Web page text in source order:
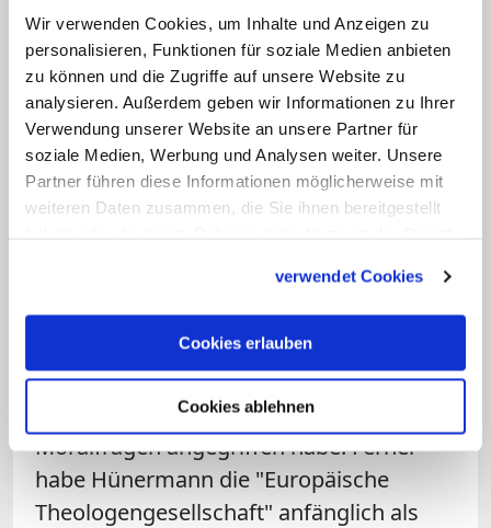
Wir verwenden Cookies, um Inhalte und Anzeigen zu
personalisieren, Funktionen für soziale Medien anbieten
zu können und die Zugriffe auf unsere Website zu
analysieren. Außerdem geben wir Informationen zu Ihrer
Verwendung unserer Website an unsere Partner für
soziale Medien, Werbung und Analysen weiter. Unsere
Partner führen diese Informationen möglicherweise mit
weiteren Daten zusammen, die Sie ihnen bereitgestellt
verwendet Cookies
Cookies erlauben
Cookies ablehnen
Bildes in so einer Weise änderte, dass es
fotojournalistische Standards verletzt".
Erst später wurde ein dritter Absatz aus
dem Brief bekannt , in dem sich Benedikt
XVI. verwundert über die Beteiligung des
deutschen Theologen Peter Hünermann
"antipäpstliche" Kampagnen vor. Weiter
erinnert er an die maßgebliche
Beteiligung Hünermanns an der "Kölner
Erklärung", die auf heftige Weise die
Lehrautorität des Papstes besonders in
Moralfragen angegriffen habe. Ferner
habe Hünermann die "Europäische
Theologengesellschaft" anfänglich als